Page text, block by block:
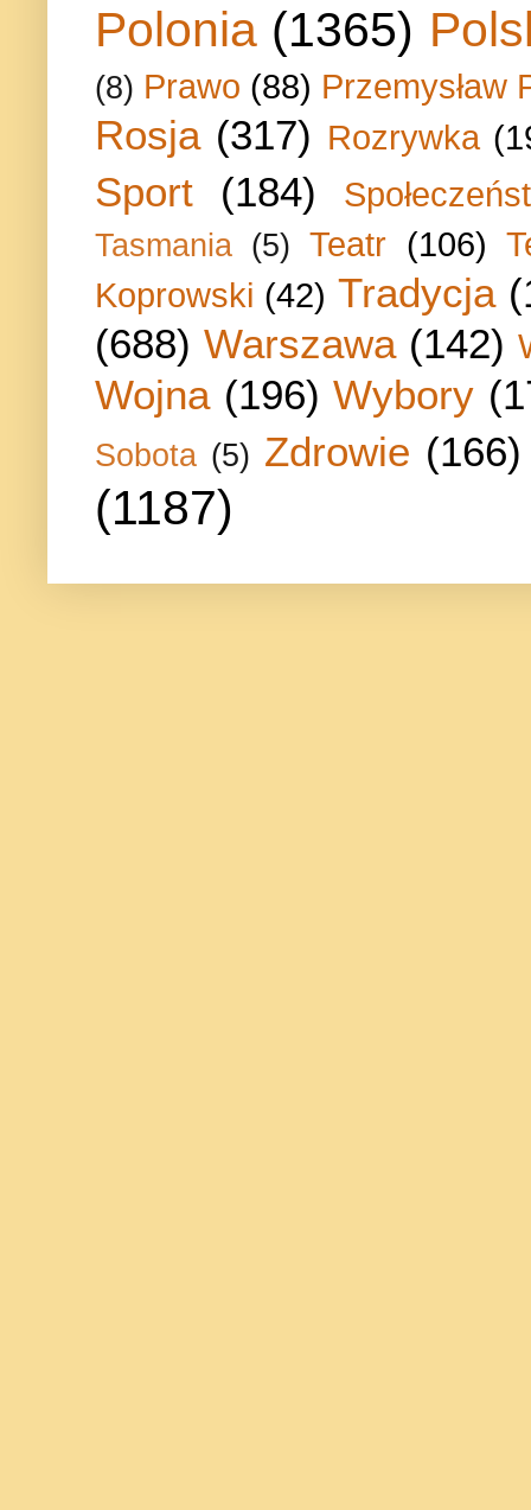
Polonia (1365)
(8) Prawo (88) Przemysław
Rosja (317) Rozrywka
Sport (184)
Tasmania (5) Teatr (106)
Koprowski (42) Tradycja
(688) Warszawa (142)
Wojna (196) Wybory
Sobota (5) Zdrowie (166)
(1187)